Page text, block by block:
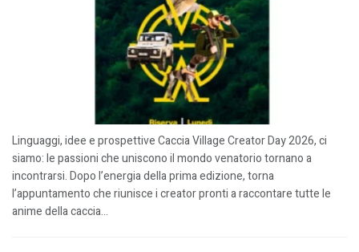
Linguaggi, idee e prospettive Caccia Village Creator Day 2026, ci
siamo: le passioni che uniscono il mondo venatorio tornano a
incontrarsi. Dopo l’energia della prima edizione, torna
l’appuntamento che riunisce i creator pronti a raccontare tutte le
anime della caccia...